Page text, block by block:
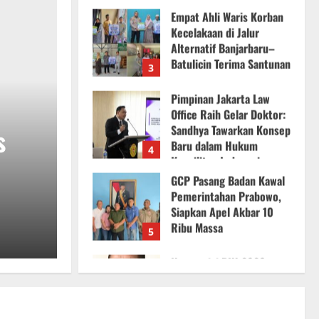
Empat Ahli Waris
Jalur Alternatif
Terima Santunan
INDOPOS 6 Agustus 2026
6 Agustus 2026
Pimpinan Jakarta Law
Office Raih Gelar Doktor:
Sandhya Tawarkan Konsep
Kepailitan Indonesia
5 Agustus 2026
‎GCP Pasang Badan Kawal
Pemerintahan Prabowo,
Siapkan Apel Akbar 10
Ribu Massa
4 Agustus 2026
Komposisi DKJ 2026–
2029 Mengecewakan,
Pramono Jangan Ingkar
Budayawan Betawi